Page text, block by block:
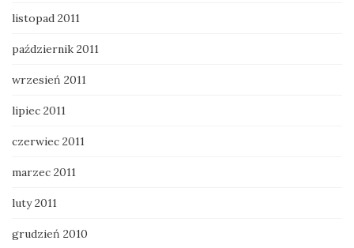
listopad 2011
październik 2011
wrzesień 2011
lipiec 2011
czerwiec 2011
marzec 2011
luty 2011
grudzień 2010